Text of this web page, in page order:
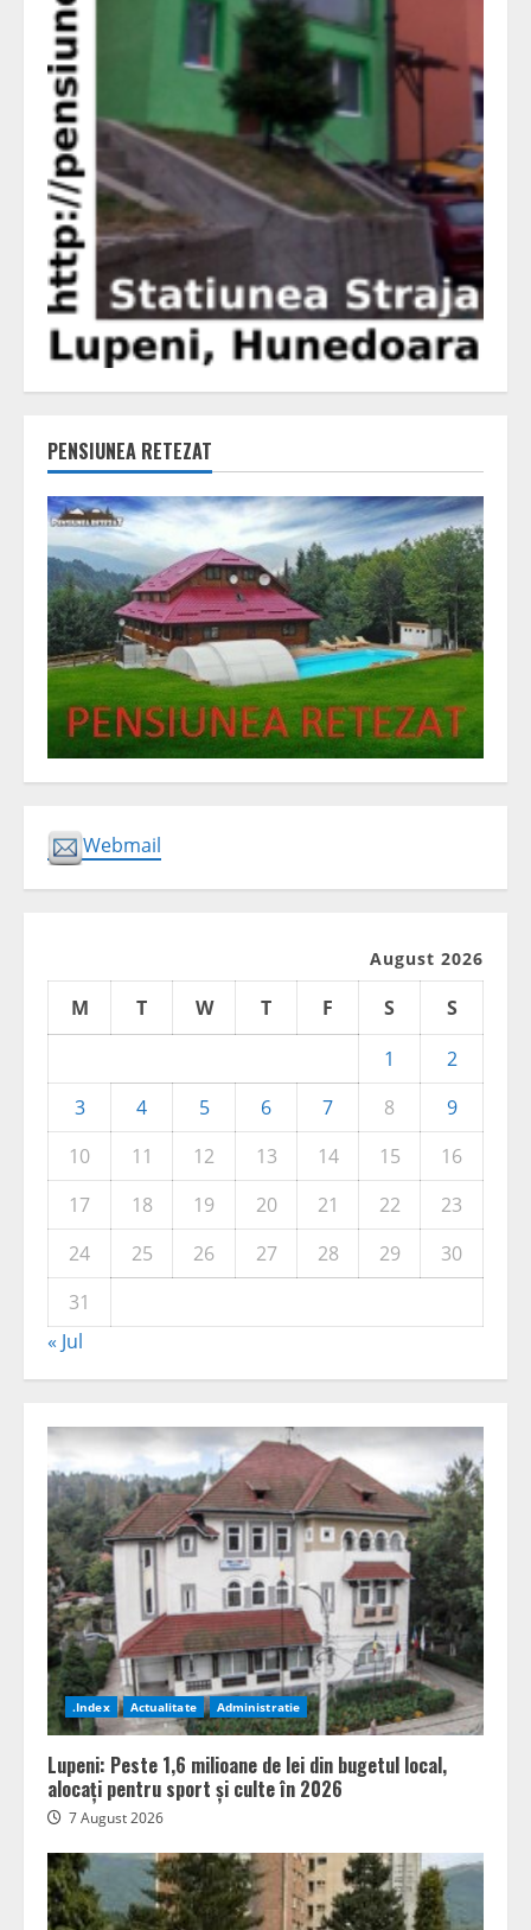
PENSIUNEA RETEZAT
Webmail
August 2026
M T W T F S
S
1
2
3
4 5 6 7 8
9
10
11 12 13 14 15
16
17
18 19 20 21 22
23
24
25 26 27 28 29
30
31
« Jul
.Index Actualitate Administratie
Lupeni: Peste 1,6 milioane de lei din bugetul local,
alocați pentru sport și culte în 2026
7 August 2026